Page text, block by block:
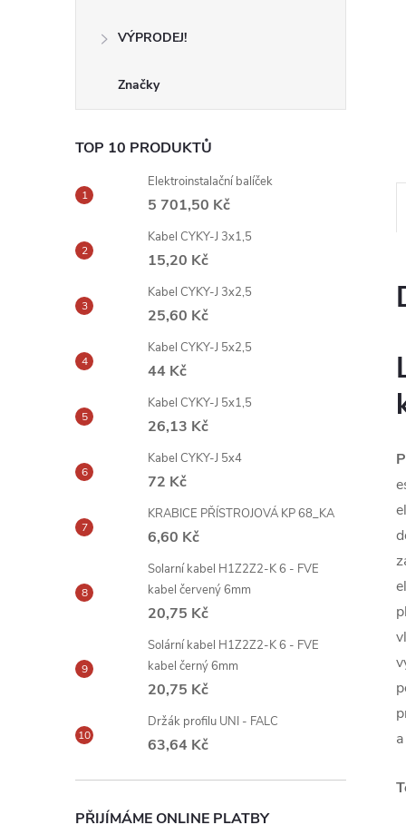
VÝPRODEJ!
Značky
TOP 10 PRODUKTŮ
Elektroinstalační balíček
5 701,50 Kč
Kabel CYKY-J 3x1,5
15,20 Kč
Kabel CYKY-J 3x2,5
25,60 Kč
Kabel CYKY-J 5x2,5
44 Kč
Kabel CYKY-J 5x1,5
26,13 Kč
Kabel CYKY-J 5x4
72 Kč
KRABICE PŘÍSTROJOVÁ KP 68_KA
6,60 Kč
Solarní kabel H1Z2Z2-K 6 - FVE
kabel červený 6mm
20,75 Kč
Solární kabel H1Z2Z2-K 6 - FVE
kabel černý 6mm
20,75 Kč
Držák profilu UNI - FALC
63,64 Kč
PŘIJÍMÁME ONLINE PLATBY